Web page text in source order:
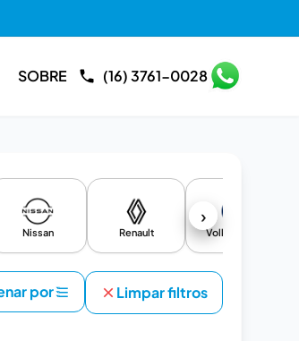
SOBRE (16) 3761-0028
›
Nissan Renault Volkswagen
por Limpar filtros